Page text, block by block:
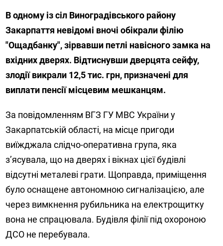
В одному із сіл Виноградівського району
Закарпаття невідомі вночі обікрали філію
"Ощадбанку", зірвавши петлі навісного замка на
вхідних дверях. Відтиснувши дверцята сейфу,
злодії викрали 12,5 тис. грн, призначені для
виплати пенсії місцевим мешканцям.
За повідомленням ВГЗ ГУ МВС України у
Закарпатській області, на місце пригоди
виїжджала слідчо-оперативна група, яка
з’ясувала, що на дверях і вікнах цієї будівлі
відсутні металеві грати. Щоправда, приміщення
було оснащене автономною сигналізацією, але
через вимкнення рубильника на електрощитку
вона не спрацювала. Будівля філії під охороною
ДСО не перебувала.